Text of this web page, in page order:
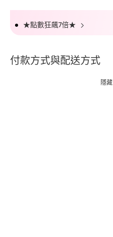
★點數狂飆7倍★
付款方式與配送方式
隱藏